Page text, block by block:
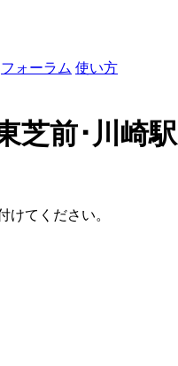
フォーラム 使い方
芝前･川崎駅
けてください。